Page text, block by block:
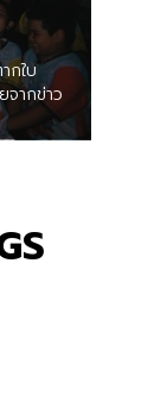
กใบ
จากข่าว